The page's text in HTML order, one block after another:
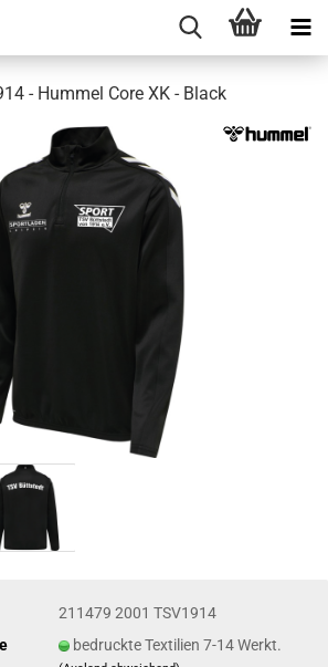
- Hummel Core XK - Black
211479 2001 TSV1914
bedruckte Textilien 7-14 Werkt.